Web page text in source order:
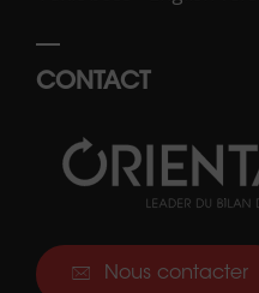
CONTACT
Nous contacter